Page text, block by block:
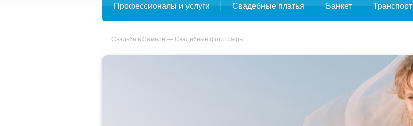
Профессионалы и услуги Свадебные платья Банкет Транспорт
Свадьба в Самаре Свадебные фотографы